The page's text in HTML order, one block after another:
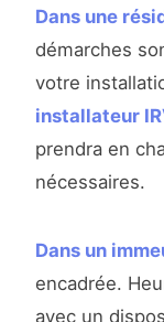
Dans une
démarches
votre
installateur
prendra en
nécessaires.
Dans un
encadrée.
avec un